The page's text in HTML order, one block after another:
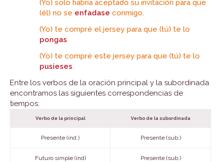
(Yo) solo habría aceptado su invitación para que
(él) no se enfadase conmigo.
(Yo) te compré el jersey para que (tú) te lo
pongas.
(Yo) te compré este jersey para que (tú) te lo
pusieses.
Entre los verbos de la oración principal y la subordinada
encontramos las siguientes correspondencias de
tiempos:
Verbo de la principal Verbo de la subordinada
Presente (ind.) Presente (sub.)
Futuro simple (ind) Presente (sub.)